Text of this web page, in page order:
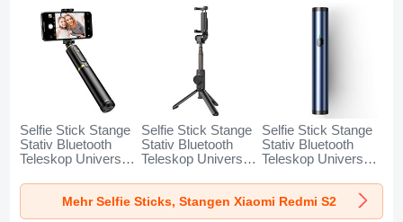
Selfie Stick Stange
Stativ Bluetooth
Teleskop Universal
Redmi S2 Gold und
Schwarz
Selfie Stick Stange
Stativ Bluetooth
Teleskop Universal
Redmi S2 Schwarz
Selfie Stick Stange
Stativ Bluetooth
Teleskop Universal
Redmi S2 Blau
Mehr Selfie Sticks, Stangen Xiaomi Redmi S2